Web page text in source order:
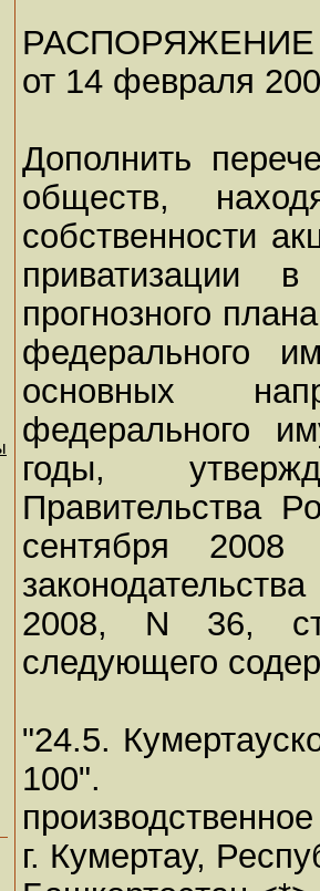
РАСПОРЯЖЕНИЕ
от 14 февраля
Дополнить
обществ,
собственности
приватизации
прогнозного
федерального
основных
федерального
годы,
Правительства
сентября
2008, N 36,
следующего
"24.5.
100".
г. Кумертау,